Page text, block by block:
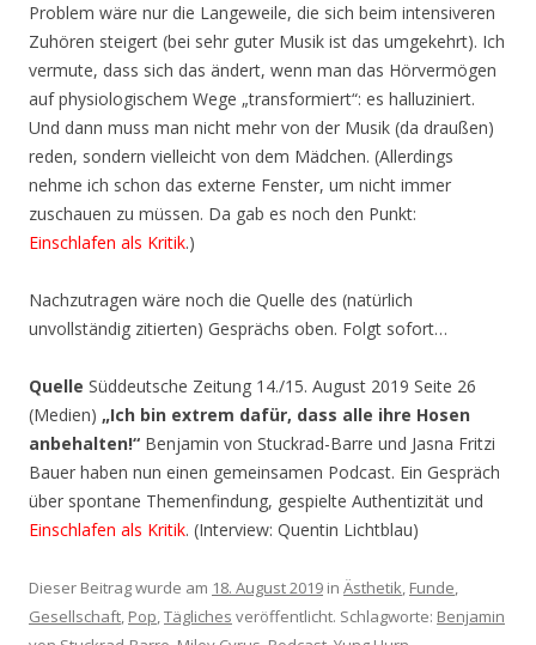
Problem wäre nur die Langeweile, die sich beim intensiveren
Zuhören steigert (bei sehr guter Musik ist das umgekehrt). Ich
vermute, dass sich das ändert, wenn man das Hörvermögen
auf physiologischem Wege „transformiert“: es halluziniert.
Und dann muss man nicht mehr von der Musik (da draußen)
reden, sondern vielleicht von dem Mädchen. (Allerdings
nehme ich schon das externe Fenster, um nicht immer
zuschauen zu müssen. Da gab es noch den Punkt:
Einschlafen als Kritik.)
Nachzutragen wäre noch die Quelle des (natürlich
unvollständig zitierten) Gesprächs oben. Folgt sofort…
Quelle Süddeutsche Zeitung 14./15. August 2019 Seite 26
(Medien) „Ich bin extrem dafür, dass alle ihre Hosen
anbehalten!“ Benjamin von Stuckrad-Barre und Jasna Fritzi
Bauer haben nun einen gemeinsamen Podcast. Ein Gespräch
über spontane Themenfindung, gespielte Authentizität und
Einschlafen als Kritik. (Interview: Quentin Lichtblau)
Dieser Beitrag wurde am 18. August 2019 in Ästhetik, Funde,
Gesellschaft, Pop,Tägliches veröffentlicht. Schlagworte: Benjamin